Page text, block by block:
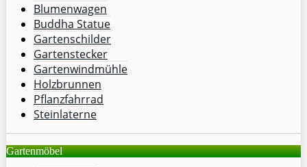
Blumenwagen
Buddha Statue
Gartenschilder
Gartenstecker
Gartenwindmühle
Holzbrunnen
Pflanzfahrrad
Steinlaterne
Gartenmöbel